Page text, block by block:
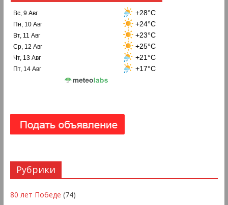
Вс, 9 Авг +28°C
Пн, 10 Авг +24°C
Вт, 11 Авг +23°C
Ср, 12 Авг +25°C
Чт, 13 Авг +21°C
Пт, 14 Авг +17°C
Рубрики
80 лет Победе (74)